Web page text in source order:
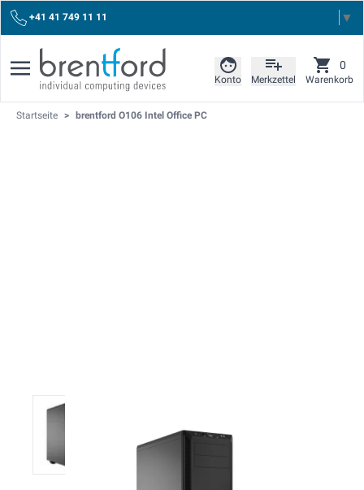
+41 41 749 11 11 ▼
Konto Merkzettel Warenkorb
0
Startseite > brentford O106 Intel Office PC